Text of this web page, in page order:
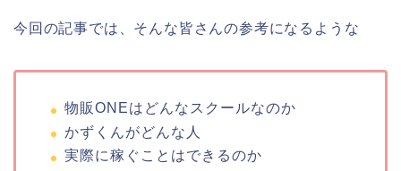
今回の記事では、そんな皆さんの参考になるような
物販ONEはどんなスクールなのか
かずくんがどんな人
実際に稼ぐことはできるのか